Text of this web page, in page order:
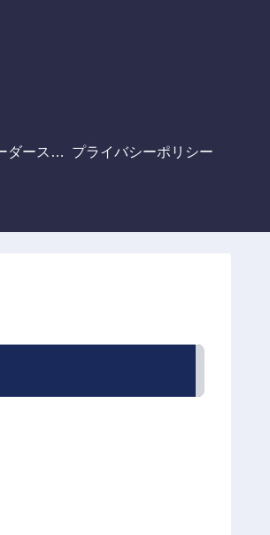
洋服倉庫のオーダースーツ プライバシーポリシー